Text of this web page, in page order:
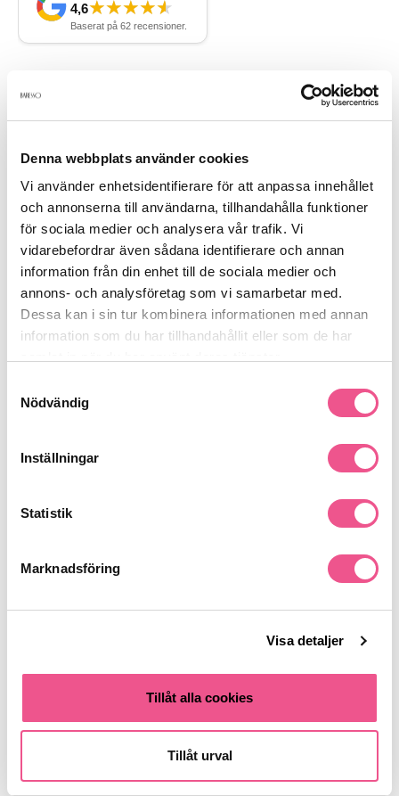
Denna webbplats använder cookies
Vi använder enhetsidentifierare för att anpassa innehållet
och annonserna till användarna, tillhandahålla funktioner
för sociala medier och analysera vår trafik. Vi
vidarebefordrar även sådana identifierare och annan
information från din enhet till de sociala medier och
annons- och analysföretag som vi samarbetar med.
Dessa kan i sin tur kombinera informationen med annan
information som du har tillhandahållit eller som de har
Nödvändig
Inställningar
Statistik
Marknadsföring
Visa detaljer
Tillåt alla cookies
Tillåt urval
Skäggschampo som håller ditt skägg rent, friskt och väldoftande.
Detta Schampo är framtaget för att ge dig ett lent skägg med en
god fuktbalans. Resultatet blir ett vackert och välvårdat skägg
med en diskret doft av parfymen Sweet Tobacco. 100ml Skägg
olja med fräsch och frisk doft av sweet tobacco. Denna skägg
olja är framtagen tillsammans med barberare för att kunna ge
ditt skägg bästa möjliga vård.ger en mjuk behaglig känsla som
varar hela dagen.
Se mer
Recensioner
Skägg & Mustasch